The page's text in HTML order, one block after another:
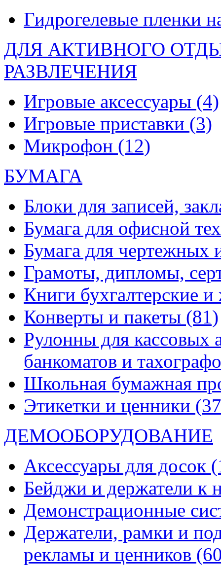
Гидрогелевые пленки
ДЛЯ АКТИВНОГО
РАЗВЛЕЧЕНИЯ
Игровые аксессуары (4)
Игровые приставки (3)
Микрофон (12)
БУМАГА
Блоки для записей,
Бумага для офисной
Бумага для чертежных
Грамоты, дипломы,
Книги бухгалтерские
Конверты и пакеты (81)
Рулонны для кассовых
банкоматов и
Школьная бумажная
Этикетки и ценники
ДЕМООБОРУДОВАНИЕ
Аксессуары для досок
Бейджи и держатели к
Демонстрационные
Держатели, рамки и
рекламы и ценников